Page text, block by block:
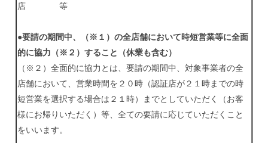
店 等
●要請の期間中、（※１）の全店舗において時短営業等に全面
的に協力 （※２） すること（休業も含む）
（※２）全面的に協力とは、要請の期間中、対象事業者の全
店舗において、営業時間を２０時（認証店が２１時までの時
短営業を選択する場合は２１時）までとしていただく（お客
様にお帰りいただく）等、全ての要請に応じていただくこと
をいいます。